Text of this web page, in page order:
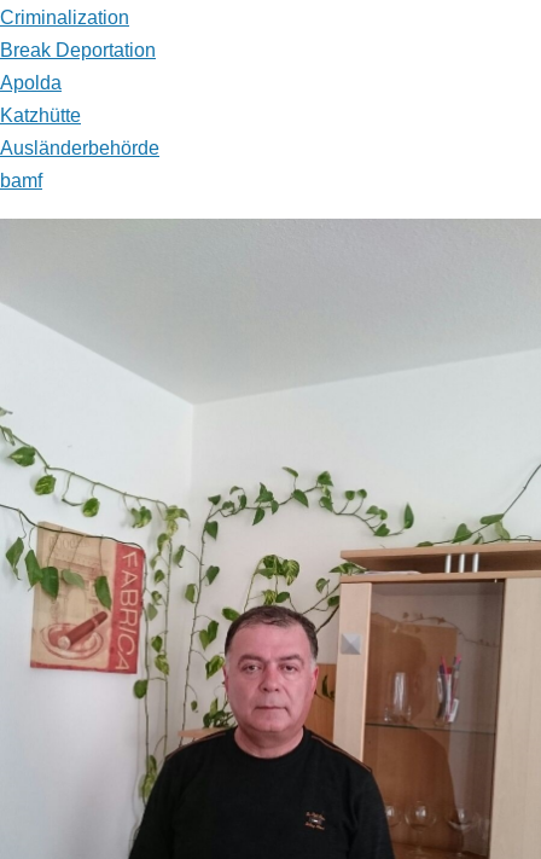
Criminalization
Break Deportation
Apolda
Katzhütte
Ausländerbehörde
bamf